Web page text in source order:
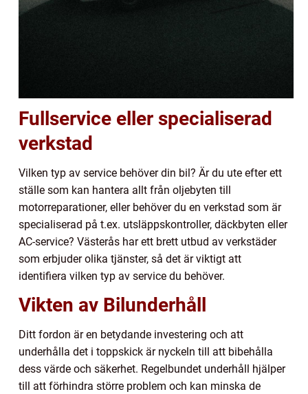
Fullservice eller specialiserad
verkstad
Vilken typ av service behöver din bil? Är du ute efter ett
ställe som kan hantera allt från oljebyten till
motorreparationer, eller behöver du en verkstad som är
specialiserad på t.ex. utsläppskontroller, däckbyten eller
AC-service? Västerås har ett brett utbud av verkstäder
som erbjuder olika tjänster, så det är viktigt att
identifiera vilken typ av service du behöver.
Vikten av Bilunderhåll
Ditt fordon är en betydande investering och att
underhålla det i toppskick är nyckeln till att bibehålla
dess värde och säkerhet. Regelbundet underhåll hjälper
till att förhindra större problem och kan minska de